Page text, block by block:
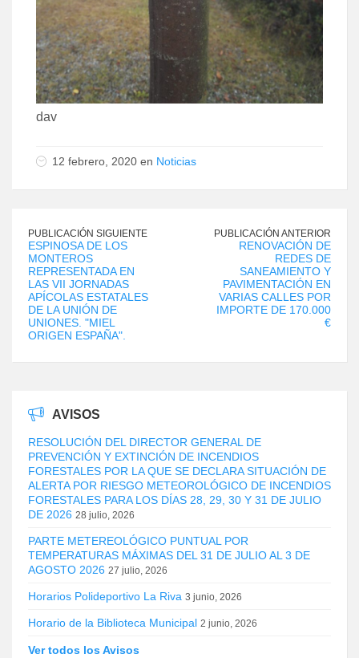
dav
12 febrero, 2020 en Noticias
PUBLICACIÓN SIGUIENTE
ESPINOSA DE LOS
MONTEROS
REPRESENTADA EN
LAS VII JORNADAS
APÍCOLAS ESTATALES
DE LA UNIÓN DE
UNIONES. "MIEL
ORIGEN ESPAÑA".
PUBLICACIÓN ANTERIOR
RENOVACIÓN DE
REDES DE
SANEAMIENTO Y
PAVIMENTACIÓN EN
VARIAS CALLES POR
IMPORTE DE 170.000
€
AVISOS
RESOLUCIÓN DEL DIRECTOR GENERAL DE
PREVENCIÓN Y EXTINCIÓN DE INCENDIOS
FORESTALES POR LA QUE SE DECLARA SITUACIÓN DE
ALERTA POR RIESGO METEOROLÓGICO DE INCENDIOS
FORESTALES PARA LOS DÍAS 28, 29, 30 Y 31 DE JULIO
DE 2026 28 julio, 2026
PARTE METEREOLÓGICO PUNTUAL POR
TEMPERATURAS MÁXIMAS DEL 31 DE JULIO AL 3 DE
AGOSTO 2026 27 julio, 2026
Horarios Polideportivo La Riva 3 junio, 2026
Horario de la Biblioteca Municipal 2 junio, 2026
Ver todos los Avisos